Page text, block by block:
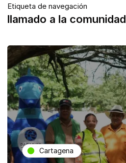
Etiqueta de navegación
llamado a la comunidad
Cartagena